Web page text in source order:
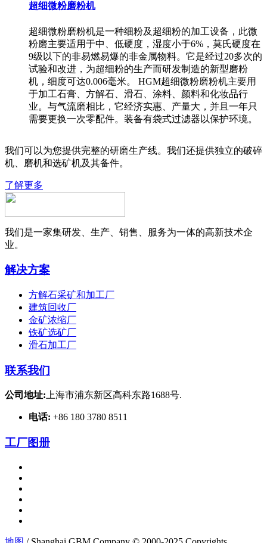
超细微粉磨粉机
超细微粉磨粉机是一种细粉及超细粉的加工设备，此微
粉磨主要适用于中、低硬度，湿度小于6%，莫氏硬度在
9级以下的非易燃易爆的非金属物料。它是经过20多次的
试验和改进，为超细粉的生产而研发制造的新型磨粉
机，细度可达0.006毫米。 HGM超细微粉磨粉机主要用
于加工石膏、方解石、滑石、涂料、颜料和化妆品行
业。与气流磨相比，它经济实惠、产量大，并且一年只
需要更换一次零配件。装备有袋式过滤器以保护环境。
我们可以为您提供完整的研磨生产线。我们还提供独立的破碎
机、磨机和选矿机及其备件。
了解更多
我们是一家集研发、生产、销售、服务为一体的高新技术企
业。
解决方案
方解石采矿和加工厂
建筑回收厂
金矿浓缩厂
铁矿选矿厂
滑石加工厂
联系我们
公司地址:上海市浦东新区高科东路1688号.
电话: +86 180 3780 8511
工厂图册